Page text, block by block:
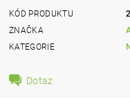
KÓD PRODUKTU
ZNAČKA
KATEGORIE
Dotaz